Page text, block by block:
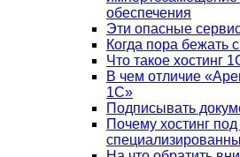
обеспечения
Эти опасные
Когда пора бежать
Что такое хостинг
В чем отличие
1С»
Подписывать
Почему хостинг